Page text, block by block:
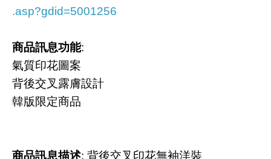
.asp?gdid=5001256
商品訊息功能:
氣質印花圖案
背後交叉露膚設計
韓版限定商品
商品訊息描述: 背後交叉印花無袖洋裝